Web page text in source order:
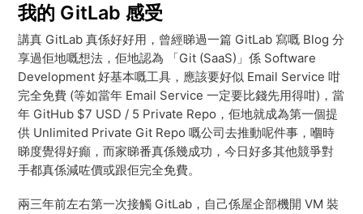
我的 GitLab 感受
講真 GitLab 真係好好用，曾經睇過一篇 GitLab 寫嘅 Blog 分
享過佢地嘅想法，佢地認為 「Git (SaaS)」係 Software
Development 好基本嘅工具，應該要好似 Email Service 咁
完全免費 (等如當年 Email Service 一定要比錢先用得咁)，當
年 GitHub $7 USD / 5 Private Repo，佢地就成為第一個提
供 Unlimited Private Git Repo 嘅公司去推動呢件事，嗰時
睇度覺得好癲，而家睇番真係幾成功，今日好多其他競爭對
手都真係減咗價或跟佢完全免費。
兩三年前左右第一次接觸 GitLab，自己係屋企部機開 VM 裝